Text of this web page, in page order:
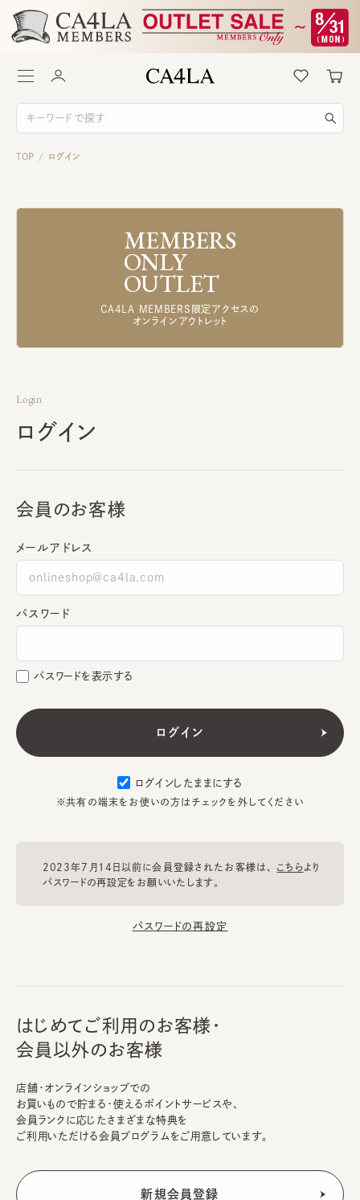
TOP / ログイン
MEMBERS
ONLY
OUTLET
CA4LA MEMBERS限定アクセスの
オンラインアウトレット
Login
ログイン
会員のお客様
メールアドレス
パスワード
パスワードを表示する
ログインしたままにする
※共有の端末をお使いの方はチェックを外してください
2023年7月14日以前に会員登録されたお客様は、 こちらより
パスワードの再設定をお願いいたします。
パスワードの再設定
はじめてご利用のお客様・
会員以外のお客様
店舗・オンラインショップでの
お買いもので貯まる・使えるポイントサービスや、
会員ランクに応じたさまざまな特典を
ご利用いただける会員プログラムをご用意しています。